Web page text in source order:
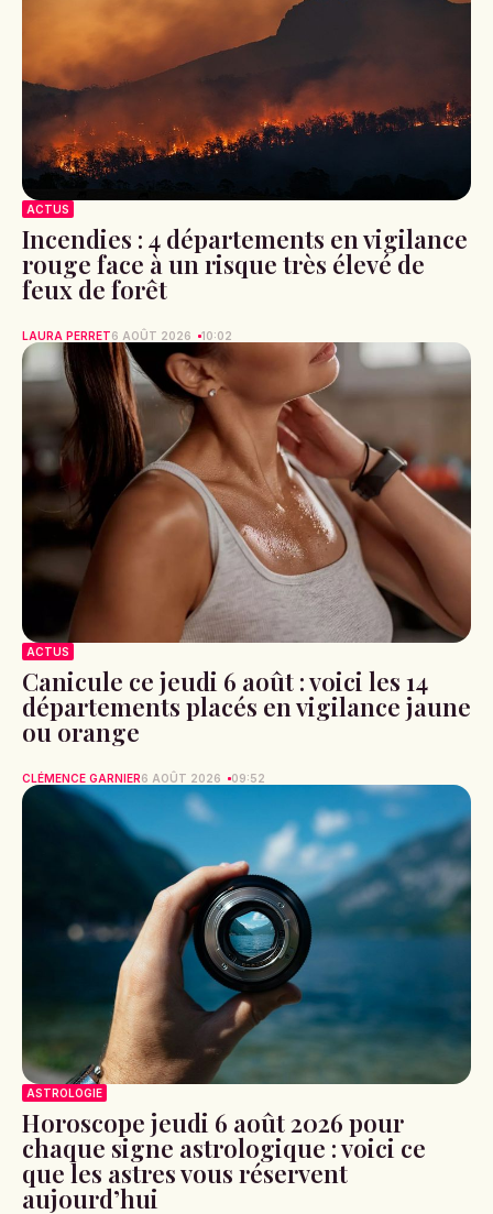
ACTUS
Incendies : 4 départements en vigilance
rouge face à un risque très élevé de
feux de forêt
LAURA PERRET6 AOÛT 2026 10:02
ACTUS
Canicule ce jeudi 6 août : voici les 14
départements placés en vigilance jaune
ou orange
CLÉMENCE GARNIER6 AOÛT 2026 09:52
ASTROLOGIE
Horoscope jeudi 6 août 2026 pour
chaque signe astrologique : voici ce
que les astres vous réservent
aujourd’hui